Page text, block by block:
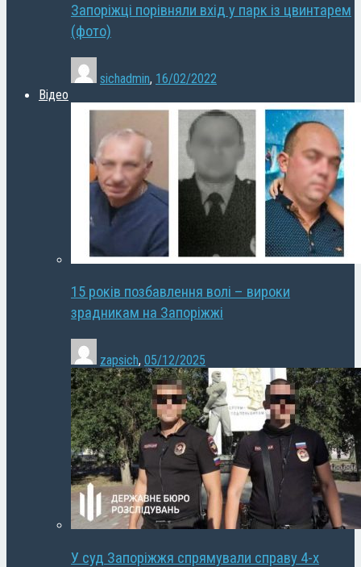
Запоріжці порівняли вхід у парк із цвинтарем
(фото)
sichadmin, 16/02/2022
Відео
15 років позбавлення волі – вироки
зрадникам на Запоріжжі
zapsich, 05/12/2025
У суд Запоріжжя спрямували справу 4-х